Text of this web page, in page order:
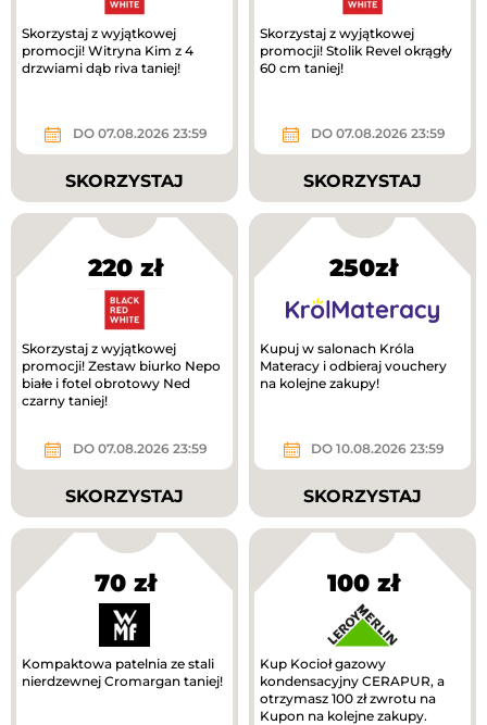
Skorzystaj z wyjątkowej
promocji! Witryna Kim z 4
drzwiami dąb riva taniej!
DO 07.08.2026 23:59
SKORZYSTAJ
Skorzystaj z wyjątkowej
promocji! Stolik Revel okrągły
60 cm taniej!
DO 07.08.2026 23:59
SKORZYSTAJ
220 zł
Skorzystaj z wyjątkowej
promocji! Zestaw biurko Nepo
białe i fotel obrotowy Ned
czarny taniej!
DO 07.08.2026 23:59
SKORZYSTAJ
250zł
Kupuj w salonach Króla
Materacy i odbieraj vouchery
na kolejne zakupy!
DO 10.08.2026 23:59
SKORZYSTAJ
70 zł
Kompaktowa patelnia ze stali
nierdzewnej Cromargan taniej!
100 zł
Kup Kocioł gazowy
kondensacyjny CERAPUR, a
otrzymasz 100 zł zwrotu na
Kupon na kolejne zakupy.